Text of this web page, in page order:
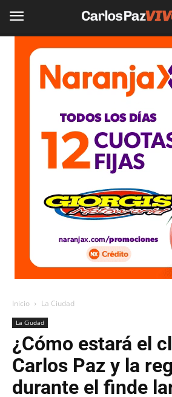
Inicio La Ciudad
La Ciudad
¿Cómo estará el
Carlos Paz y la
durante el finde